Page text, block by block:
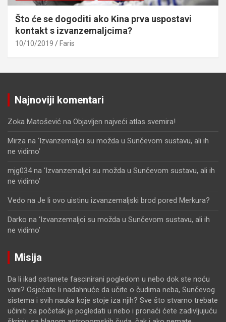
Što će se dogoditi ako Kina prva uspostavi
kontakt s izvanzemaljcima?
10/10/2019 Faris
Najnoviji komentari
Zoka Matošević na Objavljen najveći atlas svemira!
Mirza na ‘Izvanzemaljci su možda u Sunčevom sustavu, ali ih
ne vidimo’
mjg034na ‘Izvanzemaljci su možda u Sunčevom sustavu, ali ih
ne vidimo’
Vedo na Je li ovo uistinu izvanzemaljski brod pored Merkura?
Darko na ‘Izvanzemaljci su možda u Sunčevom sustavu, ali ih
ne vidimo’
Misija
Da li ikad ostanete fascinirani pogledom u nebo dok ste noću
vani? Osjećate li nadahnuće da učite o čudima neba, Sunčevog
sistema i svih nauka koje stoje iza njih? Sve što stvarno trebate
učiniti za početak je pogledati u nebo i pronaći ćete zadivljujuću